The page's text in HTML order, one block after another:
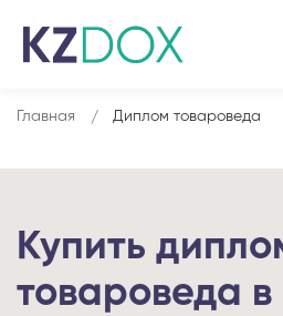
Главная Диплом товароведа
Купить
товароведа в